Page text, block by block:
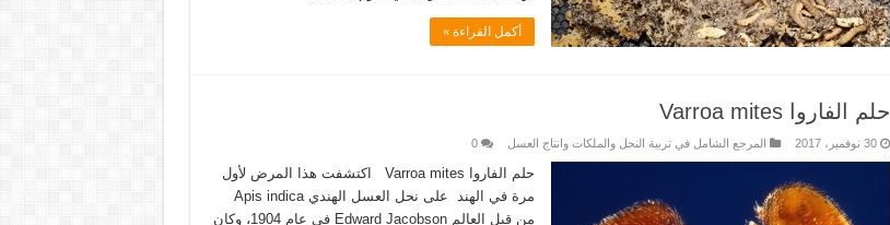
أكمل القراءة »
حلم الفاروا Varroa mites
30 نوفمبر، 2017 المرجع الشامل في تربية النحل والملكات وانتاج العسل 0
حلم الفاروا Varroa mites اكتشفت هذا المرض لأول
مرة في الهند على نحل العسل الهندي Apis indica
من قبل العالم Edward Jacobson في عام 1904، وكان